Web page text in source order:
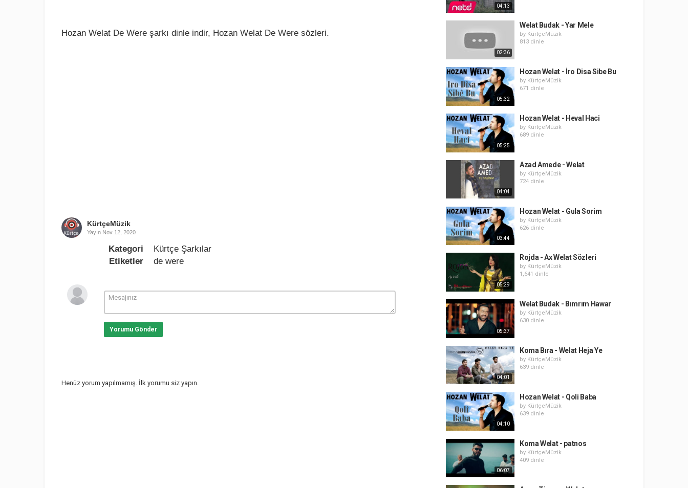
Hozan Welat De Were şarkı dinle indir, Hozan Welat De Were sözleri.
KürtçeMüzik
Yayın Nov 12, 2020
Kategori
Kürtçe Şarkılar
Etiketler
de were
Yorumu Gönder
Henüz yorum yapılmamış. İlk yorumu siz yapın.
04:13
02:36
Welat Budak - Yar Mele
by KürtçeMüzik
813 dinle
05:32
Hozan Welat - İro Disa Sibe Bu
by KürtçeMüzik
671 dinle
05:25
Hozan Welat - Heval Haci
by KürtçeMüzik
689 dinle
04:04
Azad Amede - Welat
by KürtçeMüzik
724 dinle
03:44
Hozan Welat - Gula Sorim
by KürtçeMüzik
626 dinle
05:29
Rojda - Ax Welat Sözleri
by KürtçeMüzik
1,641 dinle
05:37
Welat Budak - Bımrım Hawar
by KürtçeMüzik
630 dinle
04:01
Koma Bıra - Welat Heja Ye
by KürtçeMüzik
639 dinle
04:10
Hozan Welat - Qoli Baba
by KürtçeMüzik
639 dinle
06:07
Koma Welat - patnos
by KürtçeMüzik
409 dinle